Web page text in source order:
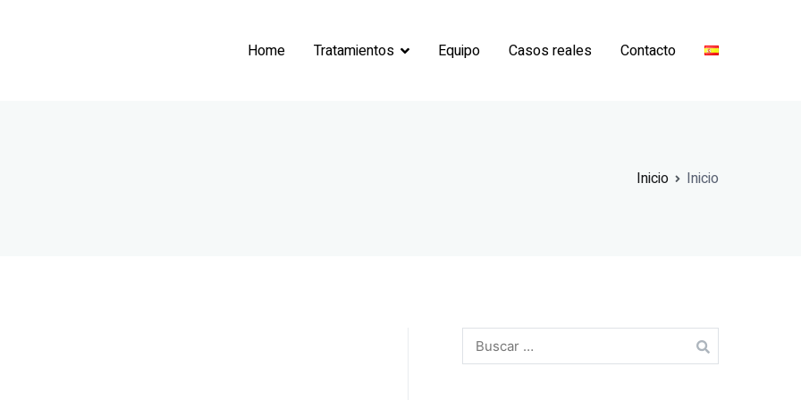
Home Tratamientos Equipo Casos reales Contacto
Inicio Inicio
Buscar: